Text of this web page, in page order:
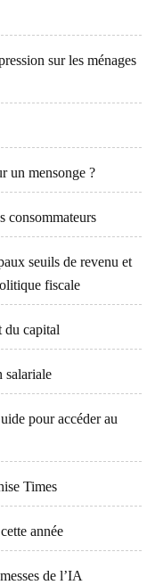
sur les ménages
un mensonge ?
consommateurs
seuils de revenu et
fiscale
du capital
salariale
pour accéder au
Times
année
de l’IA